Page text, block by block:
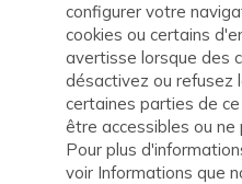
configurer votre
cookies ou certains
avertisse lorsque des
désactivez ou refusez
certaines parties de
être accessibles ou
Pour plus
voir Informations que